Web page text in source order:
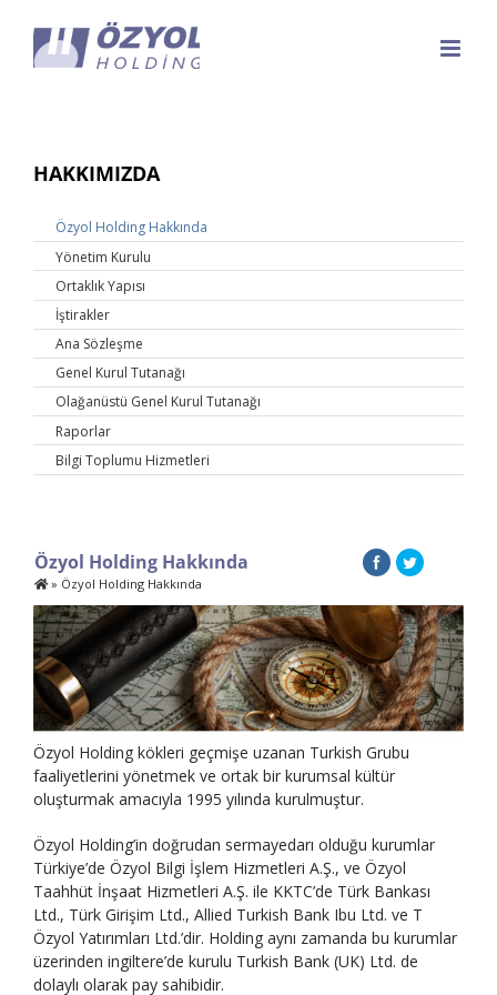
content
HAKKIMIZDA
Özyol Holding Hakkında
Yönetim Kurulu
Ortaklık Yapısı
İştirakler
Ana Sözleşme
Genel Kurul Tutanağı
Olağanüstü Genel Kurul Tutanağı
Raporlar
Bilgi Toplumu Hizmetleri
Özyol Holding Hakkında
» Özyol Holding Hakkında
Özyol Holding kökleri geçmişe uzanan Turkish Grubu
faaliyetlerini yönetmek ve ortak bir kurumsal kültür
oluşturmak amacıyla 1995 yılında kurulmuştur.
Özyol Holding’in doğrudan sermayedarı olduğu kurumlar
Türkiye’de Özyol Bilgi İşlem Hizmetleri A.Ş., ve Özyol
Taahhüt İnşaat Hizmetleri A.Ş. ile KKTC’de Türk Bankası
Ltd., Türk Girişim Ltd., Allied Turkish Bank Ibu Ltd. ve T
Özyol Yatırımları Ltd.’dir. Holding aynı zamanda bu kurumlar
üzerinden ingiltere’de kurulu Turkish Bank (UK) Ltd. de
dolaylı olarak pay sahibidir.